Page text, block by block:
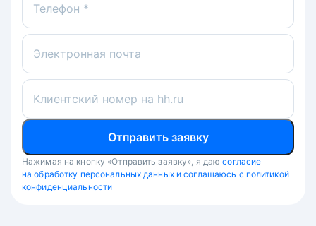
Телефон *
Электронная почта
Клиентский номер на hh.ru
Отправить заявку
Нажимая на кнопку «Отправить заявку», я даю согласие
на обработку персональных данных и соглашаюсь с политикой
конфиденциальности